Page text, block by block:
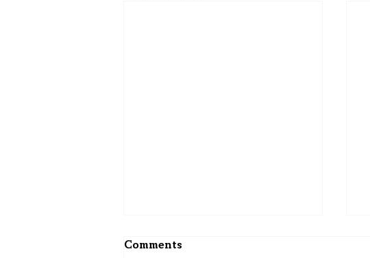
Comments